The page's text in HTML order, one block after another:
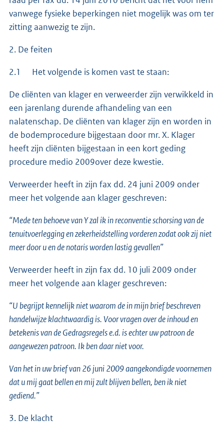
vanwege fysieke beperkingen niet mogelijk was om ter
zitting aanwezig te zijn.
2. De feiten
2.1 Het volgende is komen vast te staan:
De cliënten van klager en verweerder zijn verwikkeld in
een jarenlang durende afhandeling van een
nalatenschap. De cliënten van klager zijn en worden in
de bodemprocedure bijgestaan door mr. X. Klager
heeft zijn cliënten bijgestaan in een kort geding
procedure medio 2009over deze kwestie.
Verweerder heeft in zijn fax dd. 24 juni 2009 onder
meer het volgende aan klager geschreven:
“Mede ten behoeve van Y zal ik in reconventie schorsing van de
tenuitvoerlegging en zekerheidstelling vorderen zodat ook zij niet
meer door u en de notaris worden lastig gevallen”
Verweerder heeft in zijn fax dd. 10 juli 2009 onder
meer het volgende aan klager geschreven:
“U begrijpt kennelijk niet waarom de in mijn brief beschreven
handelwijze klachtwaardig is. Voor vragen over de inhoud en
betekenis van de Gedragsregels e.d. is echter uw patroon de
aangewezen patroon. Ik ben daar niet voor.
Van het in uw brief van 26 juni 2009 aangekondigde voornemen
dat u mij gaat bellen en mij zult blijven bellen, ben ik niet
gediend.”
3. De klacht